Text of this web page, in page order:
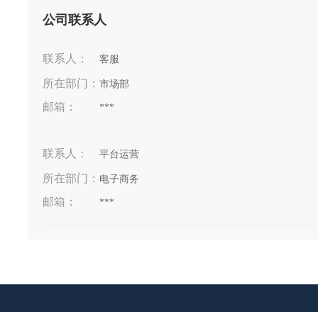
公司联系人
联系人： 客服
所在部门： 市场部
邮箱： ***
联系人： 平台运营
所在部门： 电子商务
邮箱： ***